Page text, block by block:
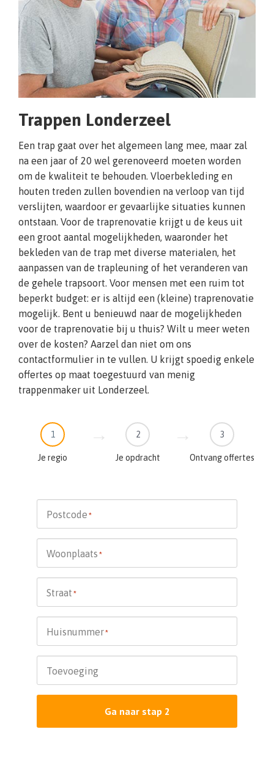
Trappen Londerzeel
Een trap gaat over het algemeen lang mee, maar zal
na een jaar of 20 wel gerenoveerd moeten worden
om de kwaliteit te behouden. Vloerbekleding en
houten treden zullen bovendien na verloop van tijd
verslijten, waardoor er gevaarlijke situaties kunnen
ontstaan. Voor de traprenovatie krijgt u de keus uit
een groot aantal mogelijkheden, waaronder het
bekleden van de trap met diverse materialen, het
aanpassen van de trapleuning of het veranderen van
de gehele trapsoort. Voor mensen met een ruim tot
beperkt budget: er is altijd een (kleine) traprenovatie
mogelijk. Bent u benieuwd naar de mogelijkheden
voor de traprenovatie bij u thuis? Wilt u meer weten
over de kosten? Aarzel dan niet om ons
contactformulier in te vullen. U krijgt spoedig enkele
offertes op maat toegestuurd van menig
trappenmaker uit Londerzeel.
1
Je regio
2
Je opdracht
3
Ontvang offertes
Postcode *
Woonplaats *
Straat *
Huisnummer*
Toevoeging
Ga naar stap 2